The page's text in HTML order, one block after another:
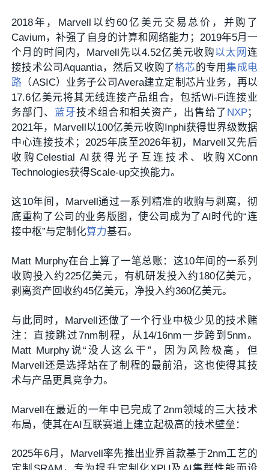
2018年，Marvell以约60亿美元交易总价，并购了
Cavium，补强了自身的计算和网络能力；2019年5月一
个月的时间内，Marvell先以4.52亿美元收购以太网 连
接技术公司Aquantia，然后又 收购了格芯的专用集成电
路 （ASIC）业务子公司Avera建立定制芯片业务，再以
17.6亿美元将其无线连接产品组合，包括Wi-Fi连接业
务部门、 蓝牙技术组合和相关资产，出售给了 NXP；
2021年，Marvell以100亿美元收购Inphi获得世界级数据
中心连接技术；2025年底至2026年初，Marvell又先后
收购Celestial AI获得光子互连技术、收购XConn
Technologies获得Scale-up交换能力。
这10年间，Marvell通过一系列精准的收购与剥离，彻
底重构了公司的业务版图，使公司成为了AI时代的“连
接中枢”与定制化算力基石。
Matt Murphy在台上算了一笔总账：这10年间的一系列
收购投入约225亿美元，有机研发投入约180亿美元，
剥离资产回收约45亿美元，净投入约360亿美元。
与此同时，Marvell还做了一个行业中极少见的技术赌
注：直接跳过7nm制程，从14/16nm一步跨到5nm。
Matt Murphy说“没人这么干”，因为风险极高，但
Marvell还是选择站在了制程的最前沿，这也使得其技
术与产品更具竞争力。
Marvell在最近的一年中已完成了2nm领域的三大技术
布局，使其在AI互联赛道上建立起极高的技术壁垒：
2025年6月，Marvell率先推出业界首款基于2nm工艺的